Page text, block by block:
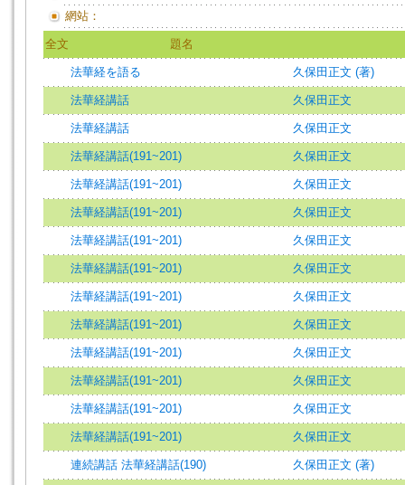
網站：
全文 題名
法華経を語る 久保田正文 (著)
法華経講話 久保田正文
法華経講話 久保田正文
法華経講話(191~201) 久保田正文
法華経講話(191~201) 久保田正文
法華経講話(191~201) 久保田正文
法華経講話(191~201) 久保田正文
法華経講話(191~201) 久保田正文
法華経講話(191~201) 久保田正文
法華経講話(191~201) 久保田正文
法華経講話(191~201) 久保田正文
法華経講話(191~201) 久保田正文
法華経講話(191~201) 久保田正文
法華経講話(191~201) 久保田正文
連続講話 法華経講話(190) 久保田正文 (著)